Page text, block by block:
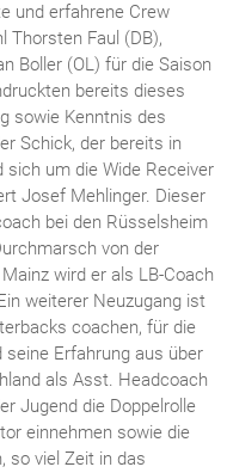
und erfahrene Crew
Thorsten Faul (DB),
Boller (OL) für die Saison
bereits dieses
sowie Kenntnis des
Schick, der bereits in
um die Wide Receiver
Josef Mehlinger. Dieser
bei den Rüsselsheim
von der
wird er als LB-Coach
weiterer Neuzugang ist
coachen, für die
Erfahrung aus über
als Asst. Headcoach
Jugend die Doppelrolle
einnehmen sowie die
so viel Zeit in das